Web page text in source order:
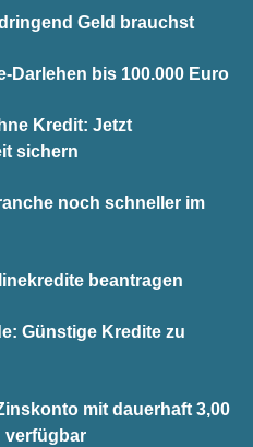
Geld brauchst
Darlehen bis 100.000 Euro
Kredit: Jetzt
sichern
noch schneller im
beantragen
Günstige Kredite zu
mit dauerhaft 3,00
verfügbar